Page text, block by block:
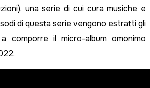
una serie di cui cura musiche e
di questa serie vengono estratti gli
comporre il micro-album omonimo